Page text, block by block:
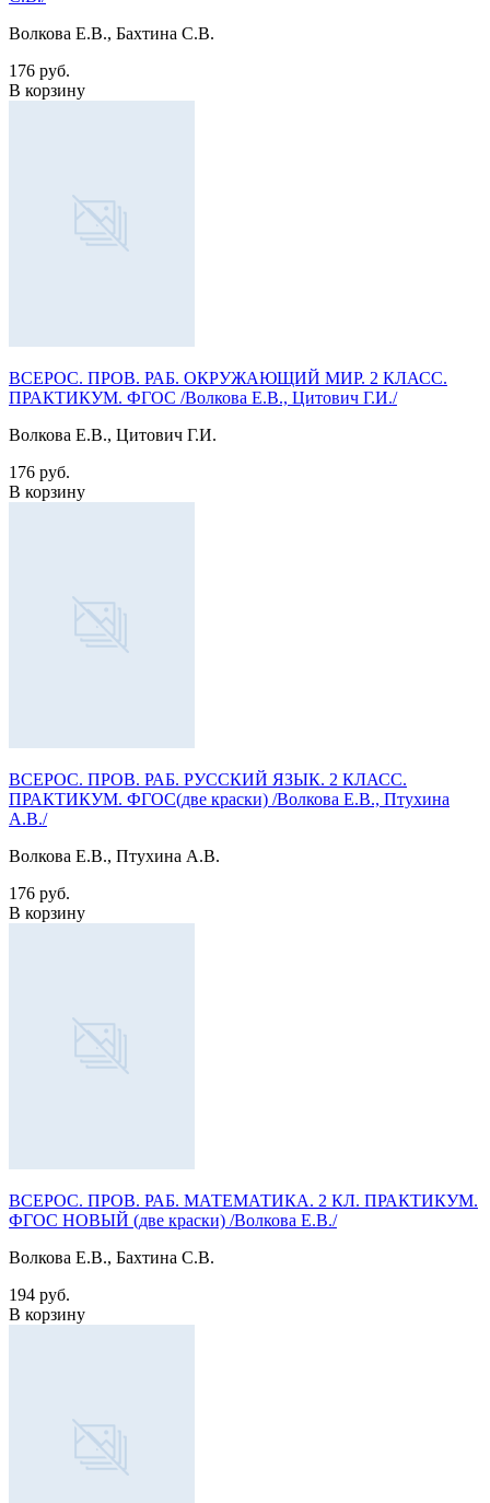
Волкова Е.В., Бахтина С.В.
176 руб.
В корзину
ВСЕРОС. ПРОВ. РАБ. ОКРУЖАЮЩИЙ МИР. 2 КЛАСС.
ПРАКТИКУМ. ФГОС /Волкова Е.В., Цитович Г.И./
Волкова Е.В., Цитович Г.И.
176 руб.
В корзину
ВСЕРОС. ПРОВ. РАБ. РУССКИЙ ЯЗЫК. 2 КЛАСС.
ПРАКТИКУМ. ФГОС(две краски) /Волкова Е.В., Птухина
А.В./
Волкова Е.В., Птухина А.В.
176 руб.
В корзину
ВСЕРОС. ПРОВ. РАБ. МАТЕМАТИКА. 2 КЛ. ПРАКТИКУМ.
ФГОС НОВЫЙ (две краски) /Волкова Е.В./
Волкова Е.В., Бахтина С.В.
194 руб.
В корзину